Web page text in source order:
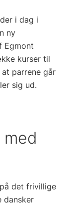
i dag i
ny
Egmont
kurser til
parrene går
sig ud.
det frivillige
dansker